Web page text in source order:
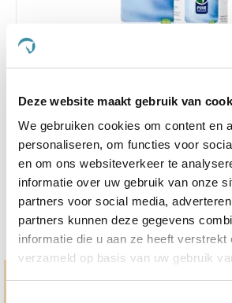
Deze website maakt gebruik van
We gebruiken cookies om content en
personaliseren, om functies voor
en om ons websiteverkeer te
informatie over uw gebruik van onze
partners voor social media,
partners kunnen deze gegevens
informatie die u aan ze heeft verstrekt
verzameld op basis van uw gebruik
rating
Puur Cteno Hond/Kat
Nog maar 2
€ 26,10 € 24,80
Hulp en advies nodig?